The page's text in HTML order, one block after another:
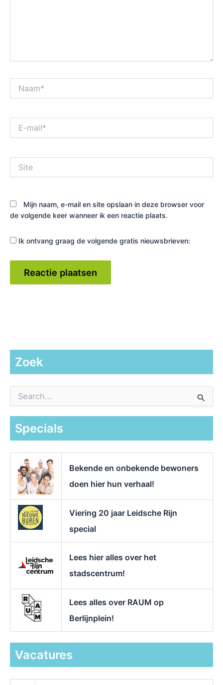
mail*
Mijn naam, e-mail en site opslaan in deze browser voor
de volgende keer wanneer ik een reactie plaats.
Ik ontvang graag de volgende gratis nieuwsbrieven:
Zoek
a
Specials
Bekende en onbekende bewoners
doen hier hun verhaal!
Viering 20 jaar Leidsche Rijn
special
Lees hier alles over het
stadscentrum!
Lees alles over RAUM op
Berlijnplein!
Vacatures